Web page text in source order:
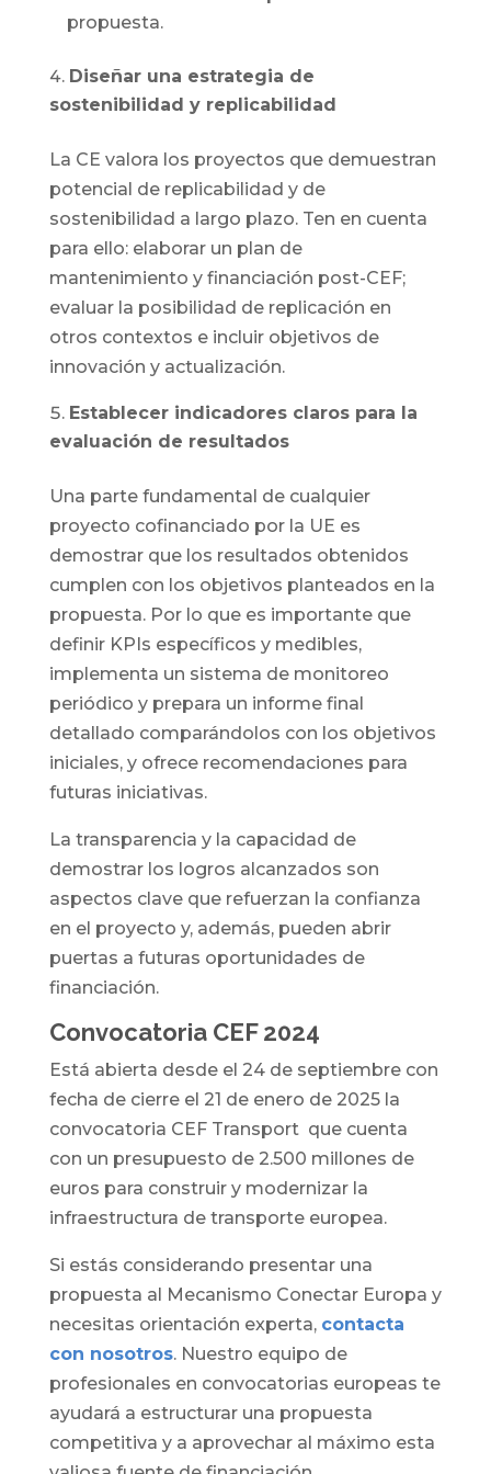
propuesta.
Diseñar una estrategia de
sostenibilidad y replicabilidad
La CE valora los proyectos que demuestran
potencial de replicabilidad y de
sostenibilidad a largo plazo. Ten en cuenta
para ello: elaborar un plan de
mantenimiento y financiación post-CEF;
evaluar la posibilidad de replicación en
otros contextos e incluir objetivos de
innovación y actualización.
Establecer indicadores claros para la
evaluación de resultados
Una parte fundamental de cualquier
proyecto cofinanciado por la UE es
demostrar que los resultados obtenidos
cumplen con los objetivos planteados en la
propuesta. Por lo que es importante que
definir KPIs específicos y medibles,
implementa un sistema de monitoreo
periódico y prepara un informe final
detallado comparándolos con los objetivos
iniciales, y ofrece recomendaciones para
futuras iniciativas.
La transparencia y la capacidad de
demostrar los logros alcanzados son
aspectos clave que refuerzan la confianza
en el proyecto y, además, pueden abrir
puertas a futuras oportunidades de
financiación.
Convocatoria CEF 2024
Está abierta desde el 24 de septiembre con
fecha de cierre el 21 de enero de 2025 la
convocatoria CEF Transport que cuenta
con un presupuesto de 2.500 millones de
euros para construir y modernizar la
infraestructura de transporte europea.
Si estás considerando presentar una
propuesta al Mecanismo Conectar Europa y
necesitas orientación experta, contacta
con nosotros. Nuestro equipo de
profesionales en convocatorias europeas te
ayudará a estructurar una propuesta
competitiva y a aprovechar al máximo esta